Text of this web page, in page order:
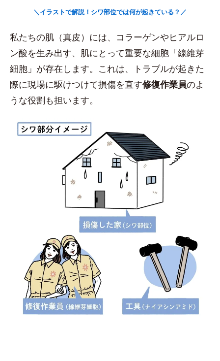
＼イラストで解説！シワ部位では何が起きている？／
私たちの肌（真皮）には、コラーゲンやヒアルロ
ン酸を生み出す、肌にとって重要な細胞「線維芽
細胞」が存在します。これは、トラブルが起きた
際に現場に駆けつけて損傷を直す修復作業員のよ
うな役割も担います。